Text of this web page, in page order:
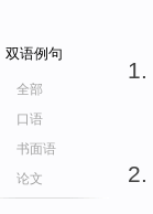
双语例句
全部
口语
书面语
论文